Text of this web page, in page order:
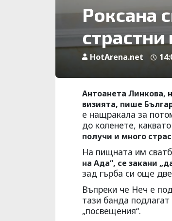
Роксана
HotArena.net
Антоанета Линкова,
визията, пише
е нащракала за
до коленете,
получи и много
На пищната им
на Ада“, се закани
зад гърба си още
Въпреки че Неч е
тази банда
„посвещения“.